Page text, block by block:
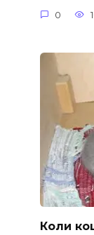
0
Коли